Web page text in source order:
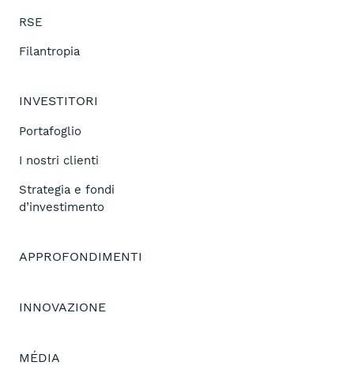
RSE
Filantropia
INVESTITORI
Portafoglio
I nostri clienti
Strategia e fondi
d’investimento
APPROFONDIMENTI
INNOVAZIONE
MÉDIA